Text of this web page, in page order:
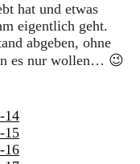
hat und etwas
eigentlich geht.
abgeben, ohne
es nur wollen… 😉